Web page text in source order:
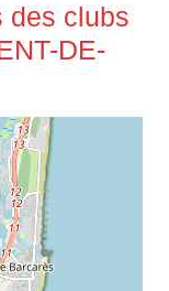
des clubs
DE-